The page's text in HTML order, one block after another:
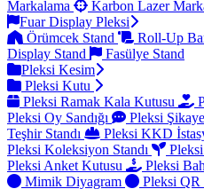
Markalama
Karbon Lazer
Fuar Display Pleksi
Örümcek Stand
Roll-Up
Display Stand
Fasülye Stand
Pleksi Kesim
Pleksi Kutu
Pleksi Ramak Kala Kutusu
Pleksi Oy Sandığı
Pleksi
Teşhir Standı
Pleksi KKD
Pleksi Koleksiyon Standı
Pleksi Anket Kutusu
Pleksi
Mimik Diyagram
Pleksi QR